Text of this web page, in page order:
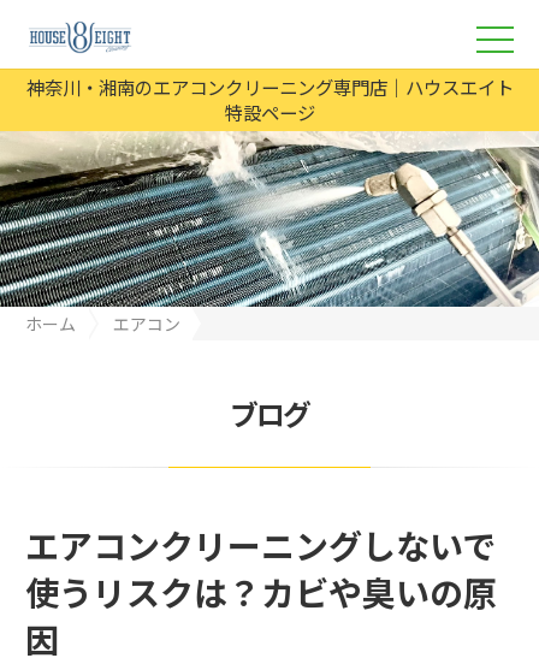
神奈川・湘南のエアコンクリーニング専門店｜ハウスエイト
特設ページ
ホーム
エアコン
ブログ
エアコンクリーニングしないで
使うリスクは？カビや臭いの原
因